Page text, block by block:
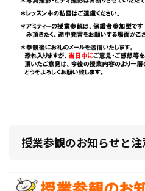
授業参観のお知らせと